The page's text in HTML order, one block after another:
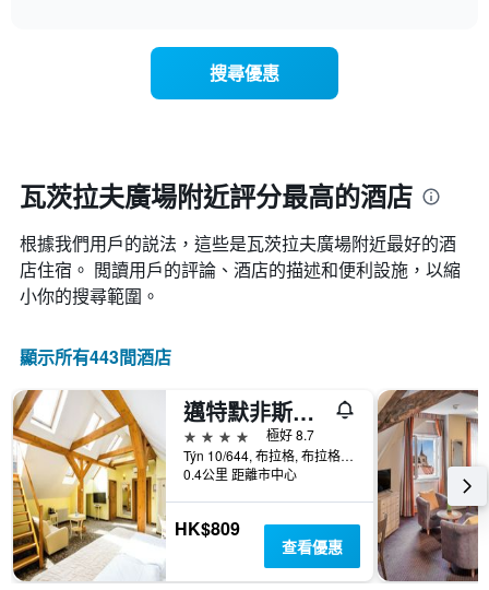
月
份
此
圖
表
具
條
軸，
顯
示
平
均
價
格
房
間
均
價
格
此
表
具
有
條
X
軸，
顯
示
一
週
中
搜尋優惠
瓦茨拉夫廣場附近評分最高的酒店
根據我們用戶的説法，這些是瓦茨拉夫廣場附近最好的酒
店住宿。 閲讀用戶的評論、酒店的描述和便利設施，以縮
小你的搜尋範圍。
顯示所有443間酒店
邁特默非斯酒店
4星級
極好 8.7
Týn 10/644, 布拉格, 布拉格州, 捷克共和國
0.4公里 距離市中心
HK$809
查看優惠